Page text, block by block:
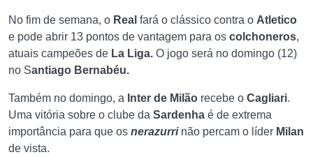
No fim de semana, o Real fará o clássico contra o Atletico
e pode abrir 13 pontos de vantagem para os colchoneros,
atuais campeões de La Liga. O jogo será no domingo (12)
no Santiago Bernabéu.
Também no domingo, a Inter de Milão recebe o Cagliari.
Uma vitória sobre o clube da Sardenha é de extrema
importância para que os nerazurri não percam o líder Milan
de vista.